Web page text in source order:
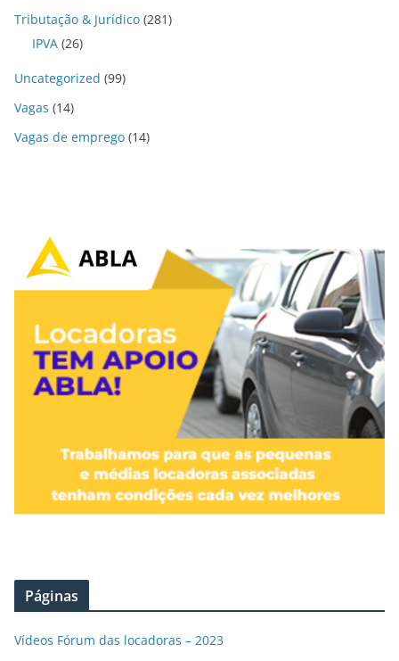
Tributação & Jurídico (281)
IPVA (26)
Uncategorized (99)
Vagas (14)
Vagas de emprego (14)
Páginas
Vídeos Fórum das locadoras – 2023